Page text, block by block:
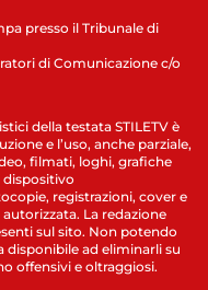
presso il Tribunale di
di Comunicazione c/o
della testata STILETV è
e l’uso, anche parziale,
filmati, loghi, grafiche
dispositivo
registrazioni, cover e
La redazione
sul sito. Non potendo
ad eliminarli su
offensivi e oltraggiosi.